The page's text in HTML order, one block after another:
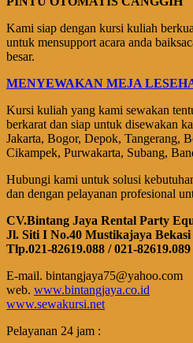
Kami siap dengan kursi kuliah
untuk mensupport acara anda
besar.
MENYEWAKAN MEJA
Kursi kuliah yang kami sewakan
berkarat dan siap untuk disewakan
Jakarta, Bogor, Depok, Tangerang,
Cikampek, Purwakarta, Subang,
Hubungi kami untuk solusi
dan dengan pelayanan profesional
CV.Bintang Jaya Rental Party
Jl. Siti I No.40 Mustikajaya Bekasi
Tlp.021-82619.088 / 021-
E-mail. bintangjaya75@yahoo.com
web. www.bintangjaya.co.id
www.sewakursi.net
Pelayanan 24 jam :